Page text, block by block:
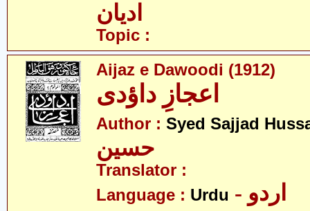
ادیان
Topic :
Aijaz e Dawoodi (1912)
اعجازِ داؤدی
Author : Syed Sajjad
حسین
Translator :
Language : Urdu - اردو